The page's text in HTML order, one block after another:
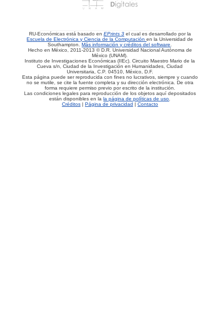
RU-Económicas está basado en EPrints 3 el cual es desarrollado por la
Escuela de Electrónica y Ciencia de la Computaciónen la Universidad de
Southampton.Más información y créditos del software.
Hecho en México, 2011-2013 © D.R. Universidad Nacional Autónoma de
México (UNAM).
Instituto de Investigaciones Económicas (IIEc). Circuito Maestro Mario de la
Cueva s/n, Ciudad de la Investigación en Humanidades, Ciudad
Universitaria, C.P. 04510, México, D.F.
Esta página puede ser reproducida con fines no lucrativos, siempre y cuando
no se mutile, se cite la fuente completa y su dirección electrónica. De otra
forma requiere permiso previo por escrito de la institución.
Las condiciones legales para reproducción de los objetos aquí depositados
están disponibles en lala página de políticas de uso.
Créditos| Página de privacidad | Contacto